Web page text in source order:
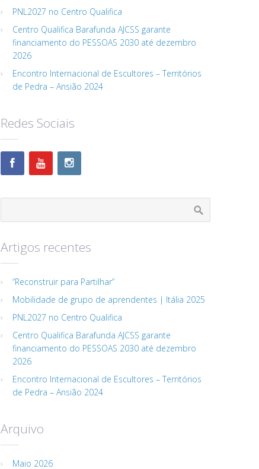
PNL2027 no Centro Qualifica
Centro Qualifica Barafunda AJCSS garante
financiamento do PESSOAS 2030 até dezembro
2026
Encontro Internacional de Escultores – Territórios
de Pedra – Ansião 2024
Redes Sociais
Artigos recentes
“Reconstruir para Partilhar”
Mobilidade de grupo de aprendentes | Itália 2025
PNL2027 no Centro Qualifica
Centro Qualifica Barafunda AJCSS garante
financiamento do PESSOAS 2030 até dezembro
2026
Encontro Internacional de Escultores – Territórios
de Pedra – Ansião 2024
Arquivo
Maio 2026